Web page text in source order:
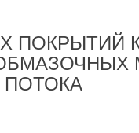
ПОКРЫТИЙ